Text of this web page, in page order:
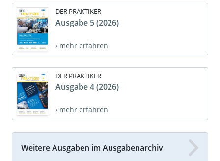
DER PRAKTIKER
Ausgabe 5 (2026)
› mehr erfahren
DER PRAKTIKER
Ausgabe 4 (2026)
› mehr erfahren
Weitere Ausgaben im Ausgabenarchiv